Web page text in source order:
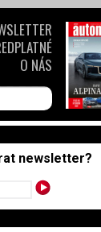
newsletter?
O NÁS